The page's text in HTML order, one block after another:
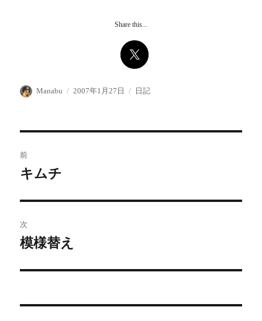
Share this...
投
Manabu
投
2007年1月27日
カ
日記
稿
ビ
ゲ
ー
前
前
投
稿:
キムチ
次
次
投
模様替え